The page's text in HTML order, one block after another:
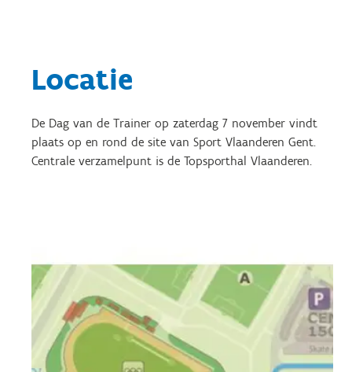
Locatie
De Dag van de Trainer op zaterdag 7 november vindt
plaats op en rond de site van Sport Vlaanderen Gent.
Centrale verzamelpunt is de Topsporthal Vlaanderen.